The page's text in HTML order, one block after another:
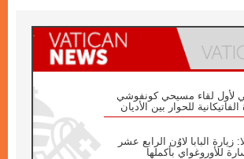
لأول لقاء مسيحي كونفوشي
للحوار بين الأديان
زيارة البابا لاوُن الرابع عشر
للأوروغواي بأكملها